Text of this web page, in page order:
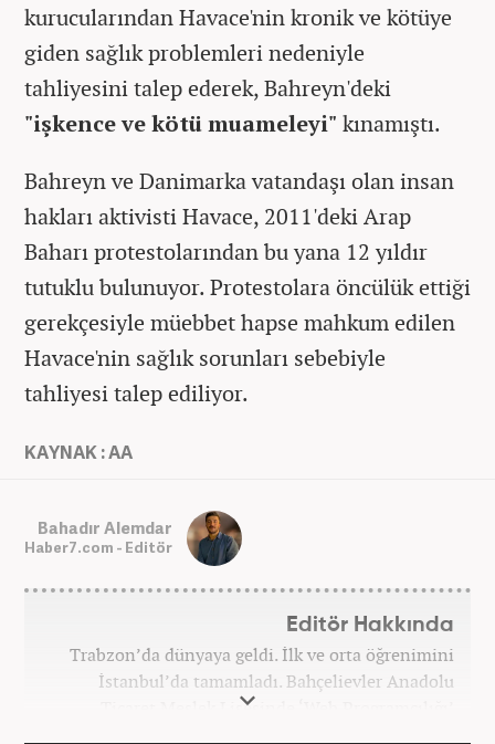
kurucularından Havace'nin kronik ve kötüye
giden sağlık problemleri nedeniyle
tahliyesini talep ederek, Bahreyn'deki
"işkence ve kötü muameleyi" kınamıştı.
Bahreyn ve Danimarka vatandaşı olan insan
hakları aktivisti Havace, 2011'deki Arap
Baharı protestolarından bu yana 12 yıldır
tutuklu bulunuyor. Protestolara öncülük ettiği
gerekçesiyle müebbet hapse mahkum edilen
Havace'nin sağlık sorunları sebebiyle
tahliyesi talep ediliyor.
KAYNAK : AA
Bahadır Alemdar
Haber7.com - Editör
Editör Hakkında
Trabzon’da dünyaya geldi. İlk ve orta öğrenimini
İstanbul’da tamamladı. Bahçelievler Anadolu
Ticaret Meslek Lisesinde ‘Web Programcılığı’